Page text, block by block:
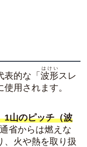
表的な「波形
はけい
スレ
用されます。
1山のピッチ（波
省からは燃えな
、火や熱を取り扱